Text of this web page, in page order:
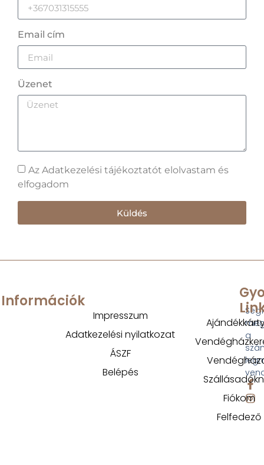
Email cím
Üzenet
Az Adatkezelési tájékoztatót elolvastam és
elfogadom
Küldés
a
Fiókom
Felfedező
Információk
Impresszum
Adatkezelési nyilatkozat
ÁSZF
Belépés